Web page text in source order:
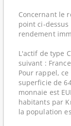
Concernant le
point ci-
rendement
L'actif de type
suivant :
Pour rappel,
superficie de
monnaie est
habitants par
la population